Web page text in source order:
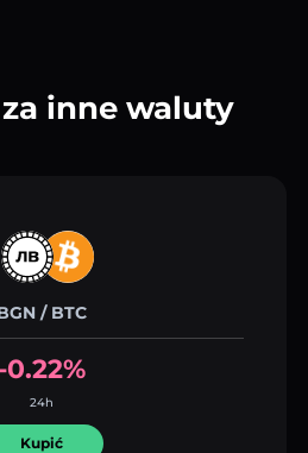
inne waluty
/ BTC
-0.22%
24h
Kupić